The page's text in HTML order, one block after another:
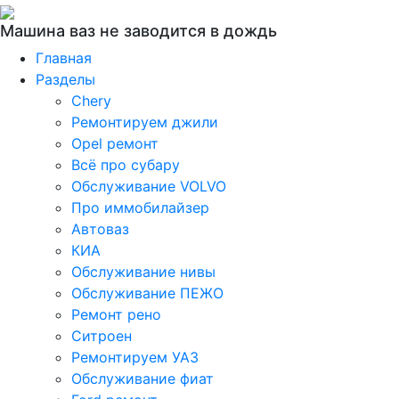
Машина ваз не заводится в дождь
Главная
Разделы
Chery
Ремонтируем джили
Opel ремонт
Всё про субару
Обслуживание VOLVO
Про иммобилайзер
Автоваз
КИА
Обслуживание нивы
Обслуживание ПЕЖО
Ремонт рено
Ситроен
Ремонтируем УАЗ
Обслуживание фиат